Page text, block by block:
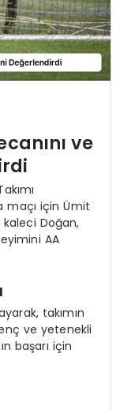
ve
maçı için Ümit
kaleci Doğan,
AA
takımın
ve yetenekli
başarı için